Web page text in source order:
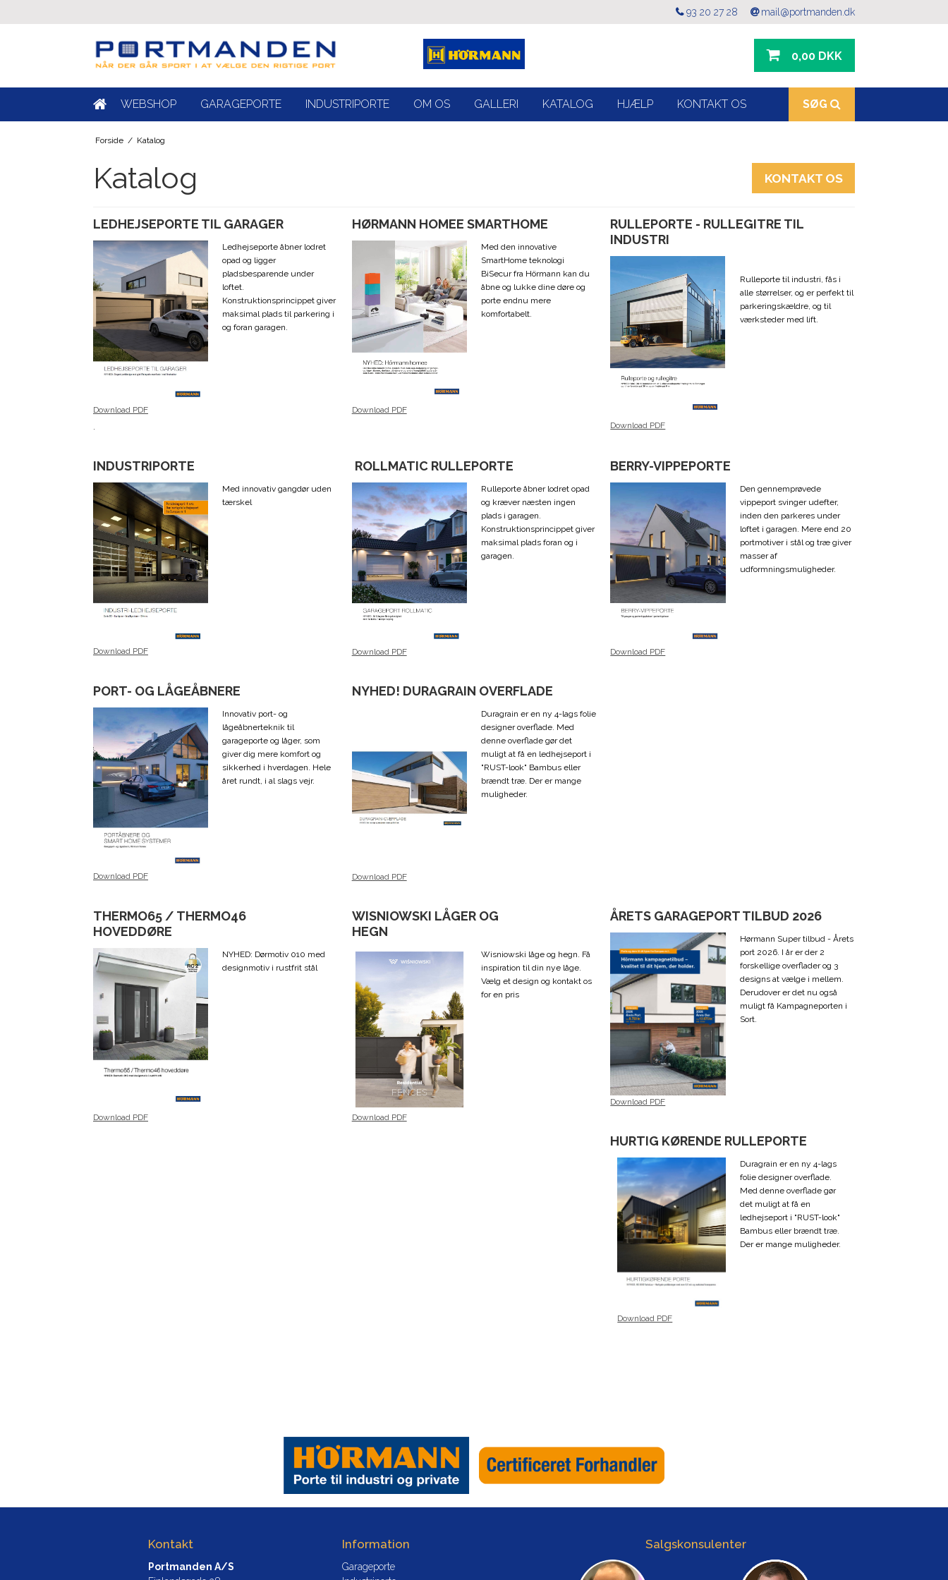
93 20 27 28 mail@portmanden.dk
0,00 DKK
WEBSHOP GARAGEPORTE INDUSTRIPORTE OM OS GALLERI KATALOG HJÆLP KONTAKT OS SØG
Forside / Katalog
Katalog KONTAKT OS
LEDHEJSEPORTE TIL GARAGER
Download PDF
Ledhejseporte åbner lodret
opad og ligger
pladsbesparende under
loftet.
Konstruktionsprincippet giver
maksimal plads til parkering i
og foran garagen.
HØRMANN HOMEE SMARTHOME
Download PDF
Med den innovative
SmartHome teknologi
BiSecur fra Hörmann kan du
åbne og lukke dine døre og
porte endnu mere
komfortabelt.
RULLEPORTE - RULLEGITRE TIL
INDUSTRI
Download PDF
Rulleporte til industri, fås i
alle størrelser, og er perfekt til
parkeringskældre, og til
værksteder med lift.
INDUSTRIPORTE
Download PDF
Med innovativ gangdør uden
tærskel
ROLLMATIC RULLEPORTE
Download PDF
Rulleporte åbner lodret opad
og kræver næsten ingen
plads i garagen.
Konstruktionsprincippet giver
maksimal plads foran og i
garagen.
BERRY-VIPPEPORTE
Download PDF
Den gennemprøvede
vippeport svinger udefter,
inden den parkeres under
loftet i garagen. Mere end 20
portmotiver i stål og træ giver
masser af
udformningsmuligheder.
PORT- OG LÅGEÅBNERE
Download PDF
Innovativ port- og
lågeåbnerteknik til
garageporte og låger, som
giver dig mere komfort og
sikkerhed i hverdagen. Hele
året rundt, i al slags vejr.
NYHED! DURAGRAIN OVERFLADE
Download PDF
Duragrain er en ny 4-lags folie
designer overflade. Med
denne overflade gør det
muligt at få en ledhejseport i
"RUST-look" Bambus eller
brændt træ. Der er mange
muligheder.
THERMO65 / THERMO46
HOVEDDØRE
Download PDF
NYHED: Dørmotiv 010 med
designmotiv i rustfrit stål
WISNIOWSKI LÅGER OG
HEGN
Download PDF
Wisniowski låge og hegn. Få
inspiration til din nye låge.
Vælg et design og kontakt os
for en pris
ÅRETS GARAGEPORT TILBUD 2026
Download PDF
Hørmann Super tilbud - Årets
port 2026. I år er der 2
forskellige overflader og 3
designs at vælge i mellem.
Derudover er det nu også
muligt få Kampagneporten i
Sort.
HURTIG KØRENDE RULLEPORTE
Download PDF
Duragrain er en ny 4-lags
folie designer overflade.
Med denne overflade gør
det muligt at få en
ledhejseport i "RUST-look"
Bambus eller brændt træ.
Der er mange muligheder.
Kontakt
Portmanden A/S
Information
Garageporte
Salgskonsulenter